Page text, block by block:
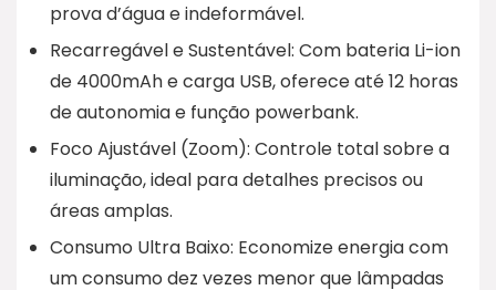
prova d’água e indeformável.
Recarregável e Sustentável: Com bateria Li-ion
de 4000mAh e carga USB, oferece até 12 horas
de autonomia e função powerbank.
Foco Ajustável (Zoom): Controle total sobre a
iluminação, ideal para detalhes precisos ou
áreas amplas.
Consumo Ultra Baixo: Economize energia com
um consumo dez vezes menor que lâmpadas